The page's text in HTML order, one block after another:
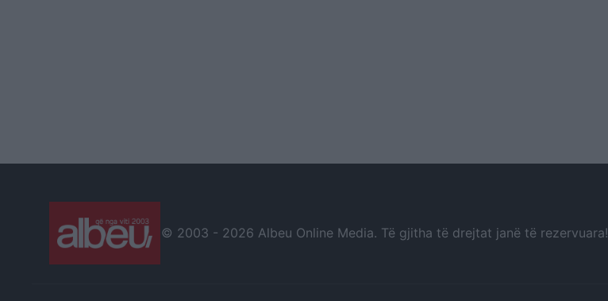
© 2003 - 2026 Albeu Online Media. Të gjitha të drejtat janë të rezervuara!